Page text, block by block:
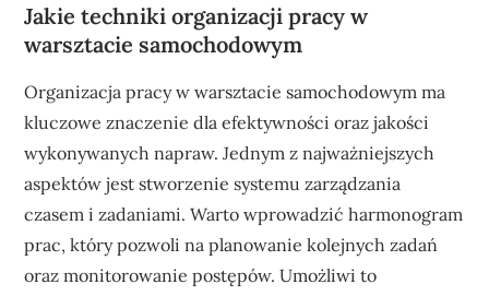
Jakie techniki organizacji pracy w
warsztacie samochodowym
Organizacja pracy w warsztacie samochodowym ma
kluczowe znaczenie dla efektywności oraz jakości
wykonywanych napraw. Jednym z najważniejszych
aspektów jest stworzenie systemu zarządzania
czasem i zadaniami. Warto wprowadzić harmonogram
prac, który pozwoli na planowanie kolejnych zadań
oraz monitorowanie postępów. Umożliwi to